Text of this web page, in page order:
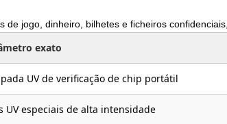
jogo, dinheiro, bilhetes e ficheiros
exato
UV de verificação de chip portátil
UV especiais de alta intensidade